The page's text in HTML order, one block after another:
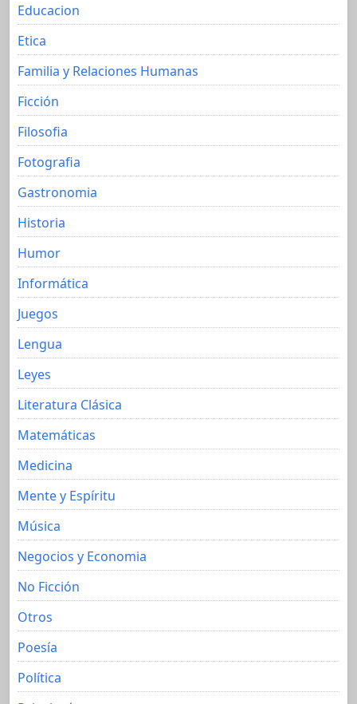
Educacion
Etica
Familia y Relaciones Humanas
Ficción
Filosofia
Fotografia
Gastronomia
Historia
Humor
Informática
Juegos
Lengua
Leyes
Literatura Clásica
Matemáticas
Medicina
Mente y Espíritu
Música
Negocios y Economia
No Ficción
Otros
Poesía
Política